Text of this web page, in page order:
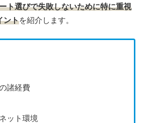
ト選びで失敗しないために特に重視
ントを紹介します。
諸経費
ット環境